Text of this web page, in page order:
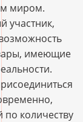
миром.
участник,
имеющие
по количеству